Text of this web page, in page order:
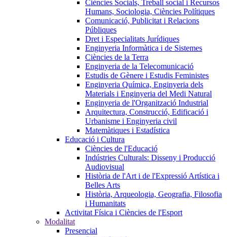
Ciències Socials, Treball social i Recursos
Humans, Sociologia, Ciències Polítiques
Comunicació, Publicitat i Relacions
Públiques
Dret i Especialitats Jurídiques
Enginyeria Informàtica i de Sistemes
Ciències de la Terra
Enginyeria de la Telecomunicació
Estudis de Gènere i Estudis Feministes
Enginyeria Química, Enginyeria dels
Materials i Enginyeria del Medi Natural
Enginyeria de l'Organització Industrial
Arquitectura, Construcció, Edificació i
Urbanisme i Enginyeria civil
Matemàtiques i Estadística
Educació i Cultura
Ciències de l'Educació
Indústries Culturals: Disseny i Producció
Audiovisual
Història de l'Art i de l'Expressió Artística i
Belles Arts
Història, Arqueologia, Geografia, Filosofia
i Humanitats
Activitat Física i Ciències de l'Esport
Modalitat
Presencial